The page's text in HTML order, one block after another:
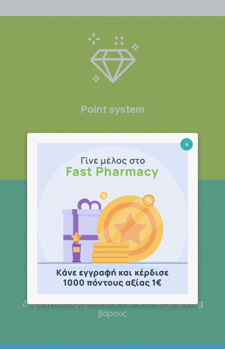
Point system
Μπες και κέρδισες
Free Delivery
Δωρεάν Μεταφορικά άνω των 49€ και μέχρι 3kg
βάρους
×